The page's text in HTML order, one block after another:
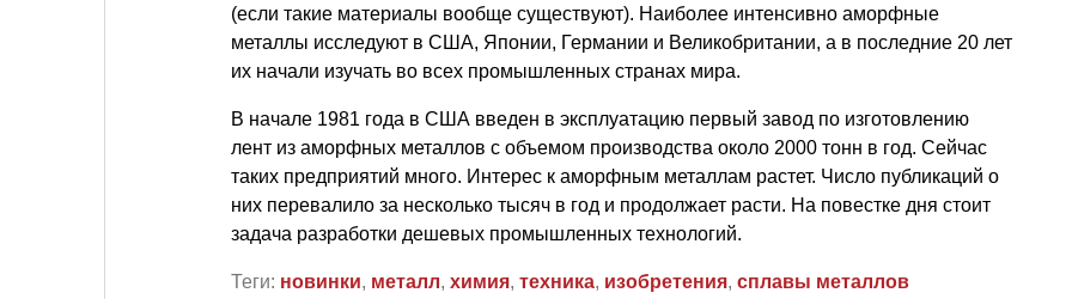
(если такие материалы вообще существуют). Наиболее интенсивно аморфные
металлы исследуют в США, Японии, Германии и Великобритании, а в последние 20 лет
их начали изучать во всех промышленных странах мира.
В начале 1981 года в США введен в эксплуатацию первый завод по изготовлению
лент из аморфных металлов с объемом производства около 2000 тонн в год. Сейчас
таких предприятий много. Интерес к аморфным металлам растет. Число публикаций о
них перевалило за несколько тысяч в год и продолжает расти. На повестке дня стоит
задача разработки дешевых промышленных технологий.
Теги: новинки, металл, химия, техника, изобретения, сплавы металлов